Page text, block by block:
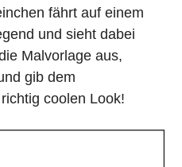
fährt auf einem
und sieht dabei
Malvorlage aus,
gib dem
coolen Look!